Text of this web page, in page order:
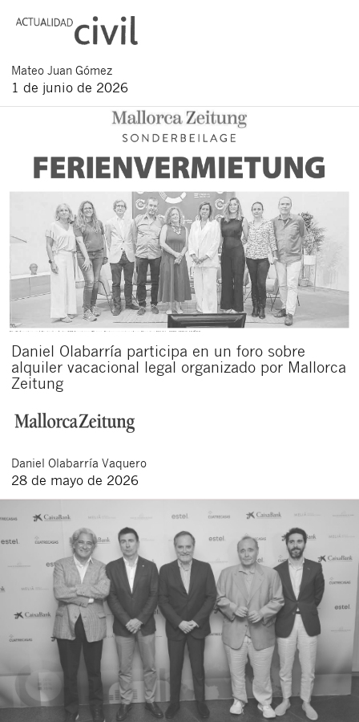
Mateo Juan Gómez
1 de junio de 2026
Daniel Olabarría participa en un foro sobre
alquiler vacacional legal organizado por Mallorca
Zeitung
Daniel Olabarría Vaquero
28 de mayo de 2026
Cerrar